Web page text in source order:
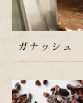
ガナッシュ
る技術。繊細さ
大切にしていま